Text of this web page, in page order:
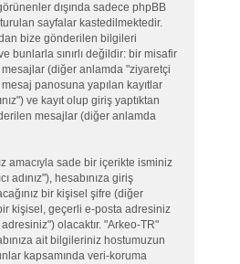
dışında sadece phpBB
sayfalar kastedilmektedir.
bize gönderilen bilgileri
bunlarla sınırlı değildir: bir misafir
mesajlar (diğer anlamda "ziyaretçi
panosuna yapılan kayıtlar
ve kayıt olup giriş yaptıktan
mesajlar (diğer anlamda
amacıyla sade bir içerikte isminiz
adınız"), hesabınıza giriş
bir kişisel şifre (diğer
kişisel, geçerli e-posta adresiniz
olacaktır. "Arkeo-TR"
ait bilgileriniz hostumuzun
kapsamında veri-koruma